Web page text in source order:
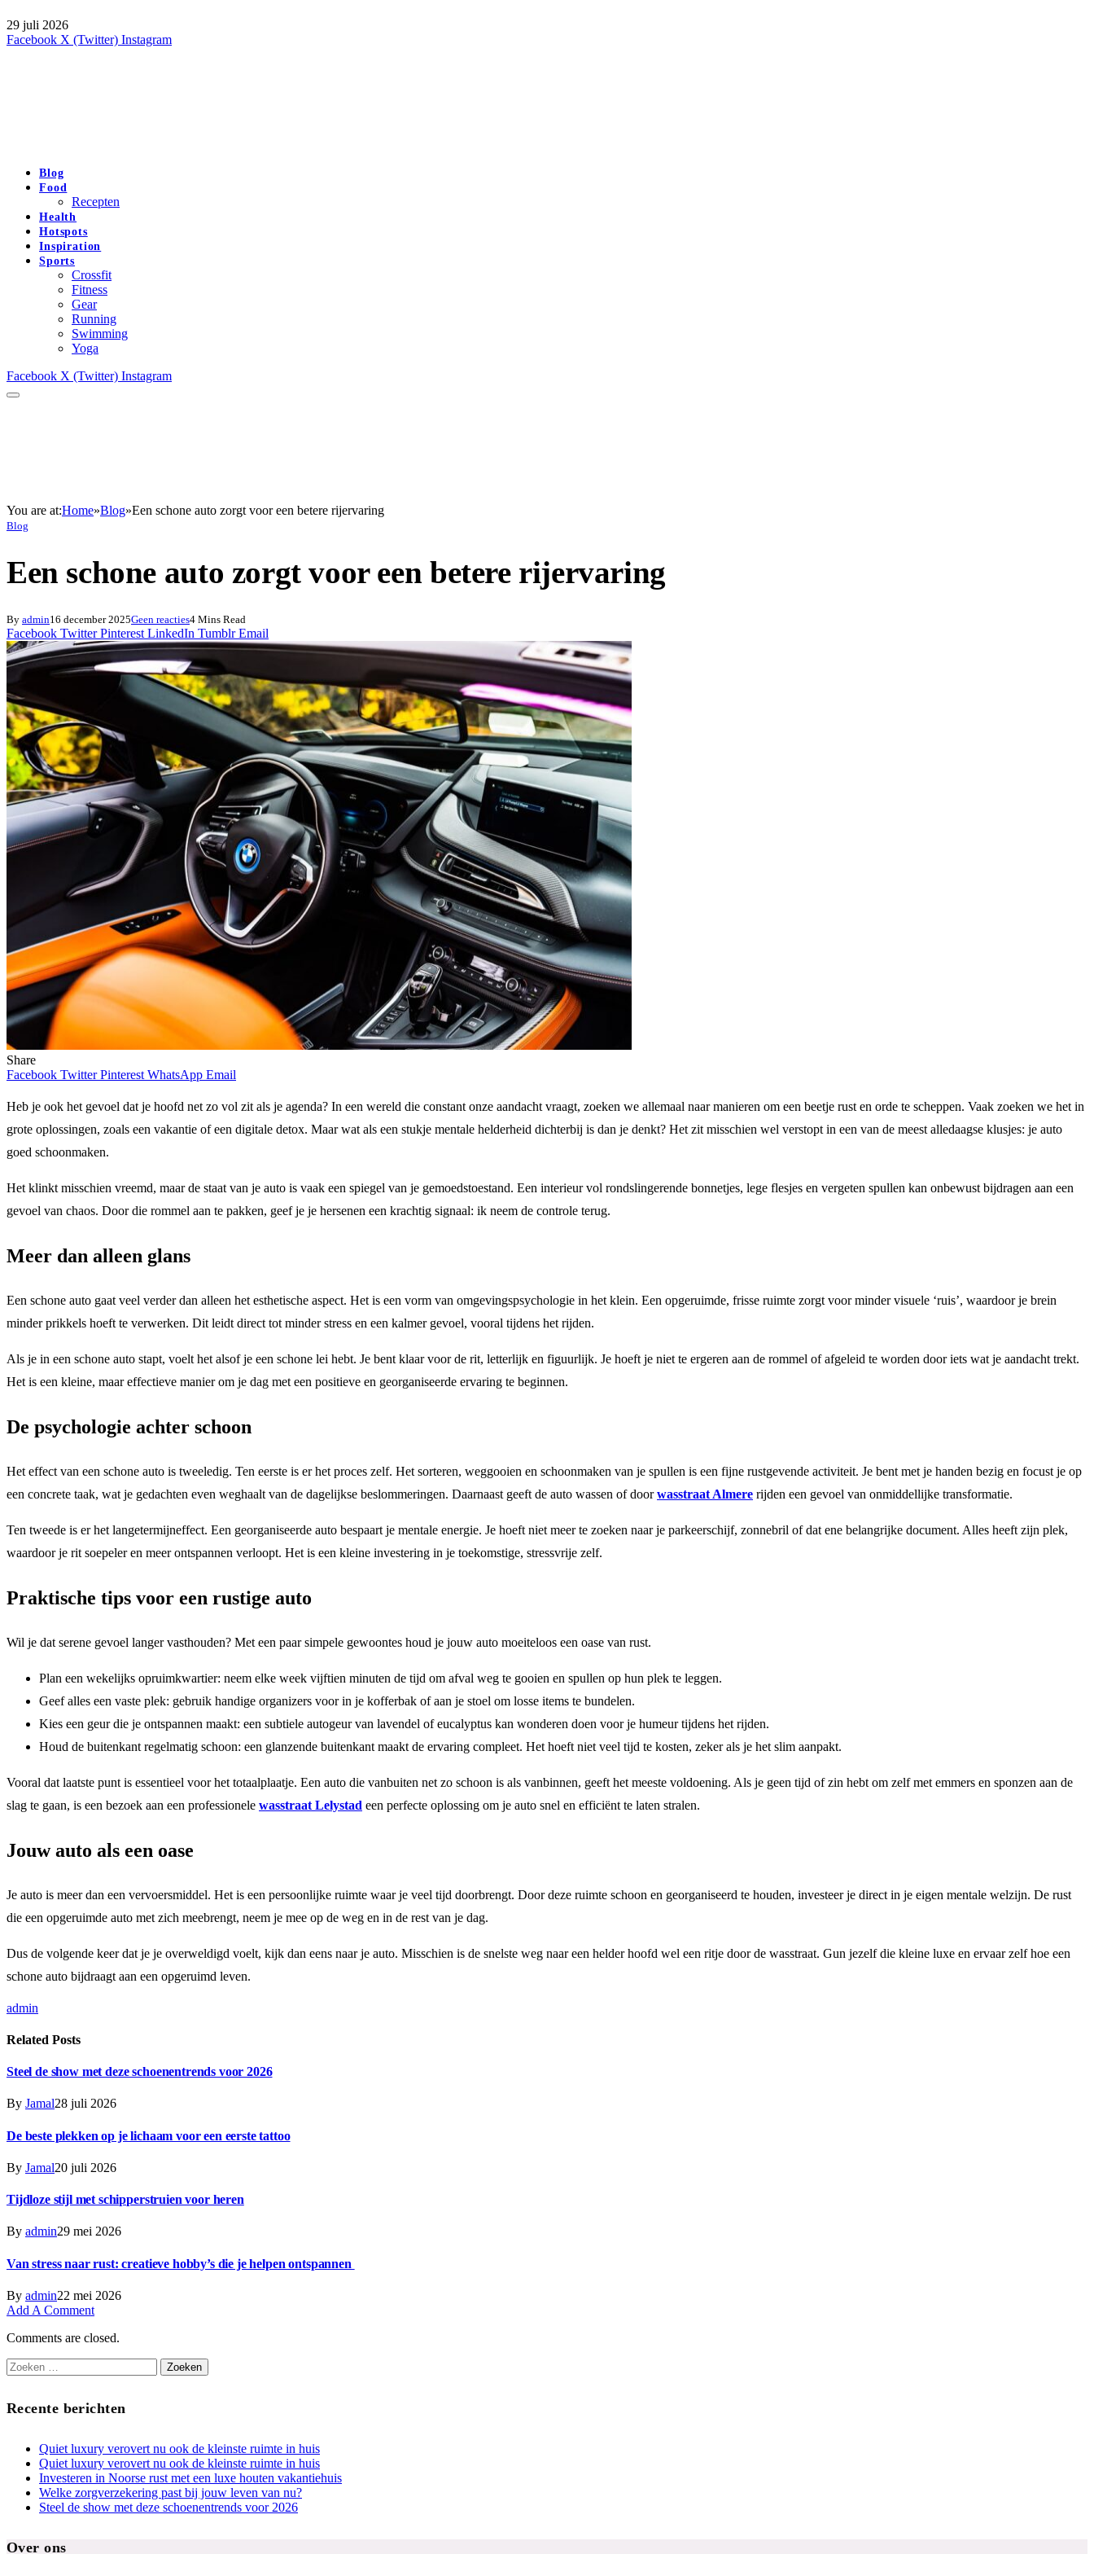
29 juli 2026
Facebook X (Twitter) Instagram
Blog
Food
Recepten
Health
Hotspots
Inspiration
Sports
Crossfit
Fitness
Gear
Running
Swimming
Yoga
Facebook X (Twitter) Instagram
You are at:Home»Blog»Een schone auto zorgt voor een betere rijervaring
Blog
Een schone auto zorgt voor een betere rijervaring
By admin16 december 2025Geen reacties4 Mins Read
Facebook Twitter Pinterest LinkedIn Tumblr Email
Share
Facebook Twitter Pinterest WhatsApp Email
Heb je ook het gevoel dat je hoofd net zo vol zit als je agenda? In een wereld die constant onze aandacht vraagt, zoeken we allemaal naar manieren om een beetje rust en orde te scheppen. Vaak zoeken we het in
grote oplossingen, zoals een vakantie of een digitale detox. Maar wat als een stukje mentale helderheid dichterbij is dan je denkt? Het zit misschien wel verstopt in een van de meest alledaagse klusjes: je auto
goed schoonmaken.
Het klinkt misschien vreemd, maar de staat van je auto is vaak een spiegel van je gemoedstoestand. Een interieur vol rondslingerende bonnetjes, lege flesjes en vergeten spullen kan onbewust bijdragen aan een
gevoel van chaos. Door die rommel aan te pakken, geef je je hersenen een krachtig signaal: ik neem de controle terug.
Meer dan alleen glans
Een schone auto gaat veel verder dan alleen het esthetische aspect. Het is een vorm van omgevingspsychologie in het klein. Een opgeruimde, frisse ruimte zorgt voor minder visuele ‘ruis’, waardoor je brein
minder prikkels hoeft te verwerken. Dit leidt direct tot minder stress en een kalmer gevoel, vooral tijdens het rijden.
Als je in een schone auto stapt, voelt het alsof je een schone lei hebt. Je bent klaar voor de rit, letterlijk en figuurlijk. Je hoeft je niet te ergeren aan de rommel of afgeleid te worden door iets wat je aandacht trekt.
Het is een kleine, maar effectieve manier om je dag met een positieve en georganiseerde ervaring te beginnen.
De psychologie achter schoon
Het effect van een schone auto is tweeledig. Ten eerste is er het proces zelf. Het sorteren, weggooien en schoonmaken van je spullen is een fijne rustgevende activiteit. Je bent met je handen bezig en focust je op
een concrete taak, wat je gedachten even weghaalt van de dagelijkse beslommeringen. Daarnaast geeft de auto wassen of doorwasstraat Almere rijden een gevoel van onmiddellijke transformatie.
Ten tweede is er het langetermijneffect. Een georganiseerde auto bespaart je mentale energie. Je hoeft niet meer te zoeken naar je parkeerschijf, zonnebril of dat ene belangrijke document. Alles heeft zijn plek,
waardoor je rit soepeler en meer ontspannen verloopt. Het is een kleine investering in je toekomstige, stressvrije zelf.
Praktische tips voor een rustige auto
Wil je dat serene gevoel langer vasthouden? Met een paar simpele gewoontes houd je jouw auto moeiteloos een oase van rust.
Plan een wekelijks opruimkwartier: neem elke week vijftien minuten de tijd om afval weg te gooien en spullen op hun plek te leggen.
Geef alles een vaste plek: gebruik handige organizers voor in je kofferbak of aan je stoel om losse items te bundelen.
Kies een geur die je ontspannen maakt: een subtiele autogeur van lavendel of eucalyptus kan wonderen doen voor je humeur tijdens het rijden.
Houd de buitenkant regelmatig schoon: een glanzende buitenkant maakt de ervaring compleet. Het hoeft niet veel tijd te kosten, zeker als je het slim aanpakt.
Vooral dat laatste punt is essentieel voor het totaalplaatje. Een auto die vanbuiten net zo schoon is als vanbinnen, geeft het meeste voldoening. Als je geen tijd of zin hebt om zelf met emmers en sponzen aan de
slag te gaan, is een bezoek aan een professionele wasstraat Lelystad een perfecte oplossing om je auto snel en efficiënt te laten stralen.
Jouw auto als een oase
Je auto is meer dan een vervoersmiddel. Het is een persoonlijke ruimte waar je veel tijd doorbrengt. Door deze ruimte schoon en georganiseerd te houden, investeer je direct in je eigen mentale welzijn. De rust
die een opgeruimde auto met zich meebrengt, neem je mee op de weg en in de rest van je dag.
Dus de volgende keer dat je je overweldigd voelt, kijk dan eens naar je auto. Misschien is de snelste weg naar een helder hoofd wel een ritje door de wasstraat. Gun jezelf die kleine luxe en ervaar zelf hoe een
schone auto bijdraagt aan een opgeruimd leven.
admin
Related Posts
Steel de show met deze schoenentrends voor 2026
By Jamal28 juli 2026
De beste plekken op je lichaam voor een eerste tattoo
By Jamal20 juli 2026
Tijdloze stijl met schipperstruien voor heren
By admin29 mei 2026
Van stress naar rust: creatieve hobby’s die je helpen ontspannen
By admin22 mei 2026
Add A Comment
Comments are closed.
Zoeken
naar:
Recente berichten
Quiet luxury verovert nu ook de kleinste ruimte in huis
Quiet luxury verovert nu ook de kleinste ruimte in huis
Investeren in Noorse rust met een luxe houten vakantiehuis
Welke zorgverzekering past bij jouw leven van nu?
Steel de show met deze schoenentrends voor 2026
Over ons